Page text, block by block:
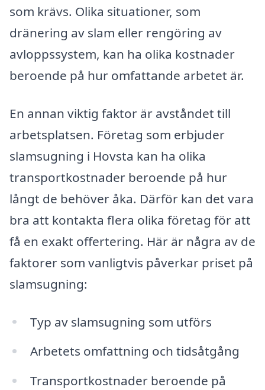
som krävs. Olika situationer, som
dränering av slam eller rengöring av
avloppssystem, kan ha olika kostnader
beroende på hur omfattande arbetet är.
En annan viktig faktor är avståndet till
arbetsplatsen. Företag som erbjuder
slamsugning i Hovsta kan ha olika
transportkostnader beroende på hur
långt de behöver åka. Därför kan det vara
bra att kontakta flera olika företag för att
få en exakt offertering. Här är några av de
faktorer som vanligtvis påverkar priset på
slamsugning:
Typ av slamsugning som utförs
Arbetets omfattning och tidsåtgång
Transportkostnader beroende på